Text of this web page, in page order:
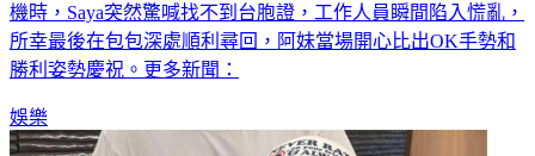
機時，Saya突然驚喊找不到台胞證，工作人員瞬間陷入慌亂，
所幸最後在包包深處順利尋回，阿妹當場開心比出OK手勢和
勝利姿勢慶祝。更多新聞：
娛樂